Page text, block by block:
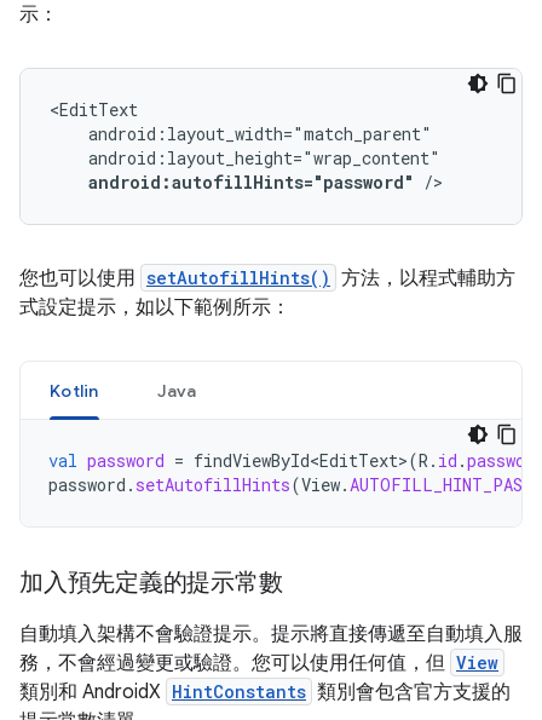
示：
android:autofillHints="password"
/>
您也可以使用 setAutofillHints() 方法，以程式輔助方
式設定提示，如以下範例所示：
Kotlin Java
val password = findViewById<EditText>(R . id .
password . setAutofillHints(View.
加入預先定義的提示常數
自動填入架構不會驗證提示。提示將直接傳遞至自動填入服
務，不會經過變更或驗證。您可以使用任何值，但 View
類別和 AndroidX HintConstants 類別會包含官方支援的